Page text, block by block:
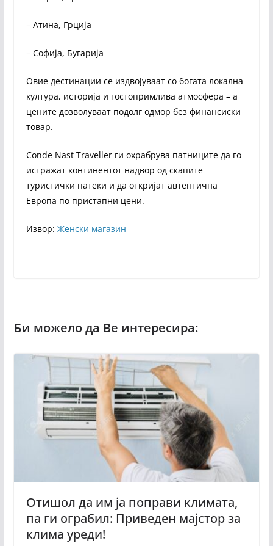
– Атина, Грција
– Софија, Бугарија
Овие дестинации се издвојуваат со богата локална
култура, историја и гостопримлива атмосфера – а
цените дозволуваат подолг одмор без финансиски
товар.
Conde Nast Traveller ги охрабрува патниците да го
истражат континентот надвор од скапите
туристички патеки и да откријат автентична
Европа по пристапни цени.
Извор: Женски магазин
Отишол да им ја поправи климата,
па ги ограбил: Приведен мајстор за
клима уреди!